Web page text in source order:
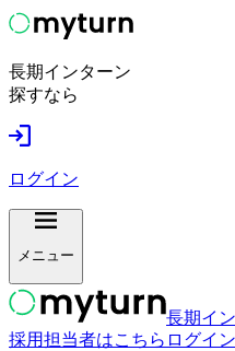
長期インターン
探すなら
ログイン
メニュー
長期イ
採用担当者はこちら ログイン